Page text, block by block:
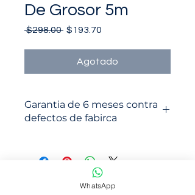
De Grosor 5m
$298.00 Precio
$193.70
oferta
Agotado
Garantia de 6 meses contra
defectos de fabirca
WhatsApp